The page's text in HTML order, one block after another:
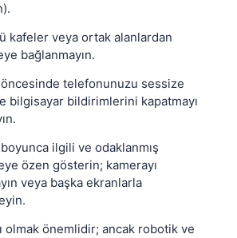
kafeler veya ortak alanlardan
bağlanmayın.
telefonunuzu sessize
bilgisayar bildirimlerini kapatmayı
ilgili ve odaklanmış
özen gösterin; kamerayı
veya başka ekranlarla
olmak önemlidir; ancak robotik ve